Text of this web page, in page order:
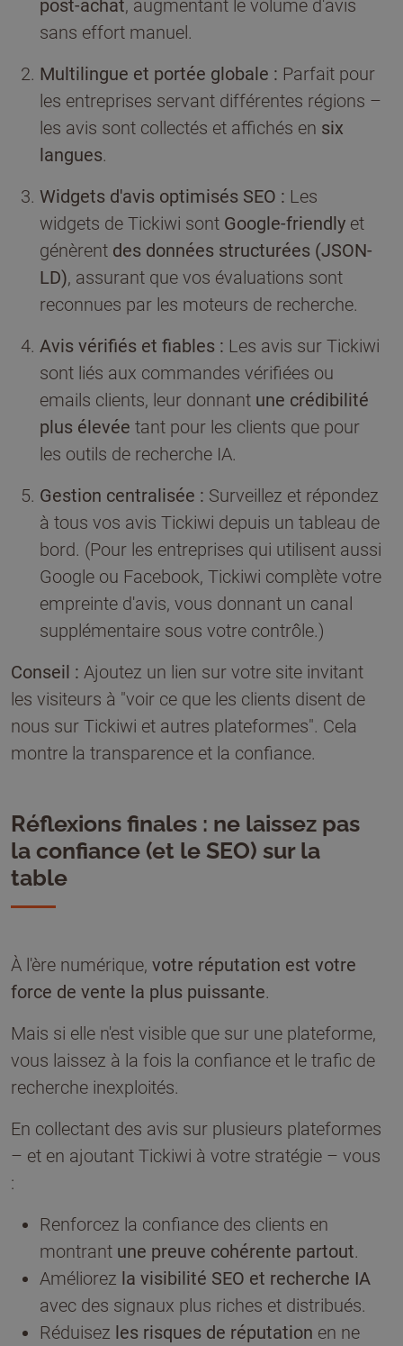
post-achat, augmentant le volume d'avis
sans effort manuel.
Multilingue et portée globale : Parfait pour
les entreprises servant différentes régions –
les avis sont collectés et affichés en six
langues.
Widgets d'avis optimisés SEO : Les
widgets de Tickiwi sont Google-friendly et
génèrent des données structurées (JSON-
LD), assurant que vos évaluations sont
reconnues par les moteurs de recherche.
Avis vérifiés et fiables : Les avis sur Tickiwi
sont liés aux commandes vérifiées ou
emails clients, leur donnant une crédibilité
plus élevée tant pour les clients que pour
les outils de recherche IA.
Gestion centralisée : Surveillez et répondez
à tous vos avis Tickiwi depuis un tableau de
bord. (Pour les entreprises qui utilisent aussi
Google ou Facebook, Tickiwi complète votre
empreinte d'avis, vous donnant un canal
supplémentaire sous votre contrôle.)
Conseil : Ajoutez un lien sur votre site invitant
les visiteurs à "voir ce que les clients disent de
nous sur Tickiwi et autres plateformes". Cela
montre la transparence et la confiance.
Réflexions finales : ne laissez pas
la confiance (et le SEO) sur la
table
À l'ère numérique, votre réputation est votre
force de vente la plus puissante.
Mais si elle n'est visible que sur une plateforme,
vous laissez à la fois la confiance et le trafic de
recherche inexploités.
En collectant des avis sur plusieurs plateformes
– et en ajoutant Tickiwi à votre stratégie – vous
:
Renforcez la confiance des clients en
montrant une preuve cohérente partout.
Améliorez la visibilité SEO et recherche IA
avec des signaux plus riches et distribués.
Réduisez les risques de réputation en ne